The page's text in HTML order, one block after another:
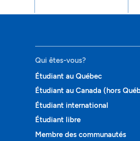
Qui êtes-vous?
Étudiant au Québec
Étudiant au Canada (hors
Étudiant international
Étudiant libre
Membre des communautés